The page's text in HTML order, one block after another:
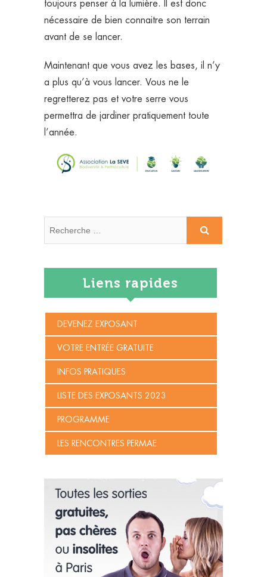
toujours penser à la lumière. Il est donc
nécessaire de bien connaitre son terrain
avant de se lancer.
Maintenant que vous avez les bases, il n’y
a plus qu’à vous lancer. Vous ne le
regretterez pas et votre serre vous
permettra de jardiner pratiquement toute
l’année.
Recherche
Liens rapides
DEVENEZ EXPOSANT
VOTRE ENTRÉE GRATUITE
INFOS PRATIQUES
LISTE DES EXPOSANTS 2023
PROGRAMME
LES RENCONTRES PERMAE